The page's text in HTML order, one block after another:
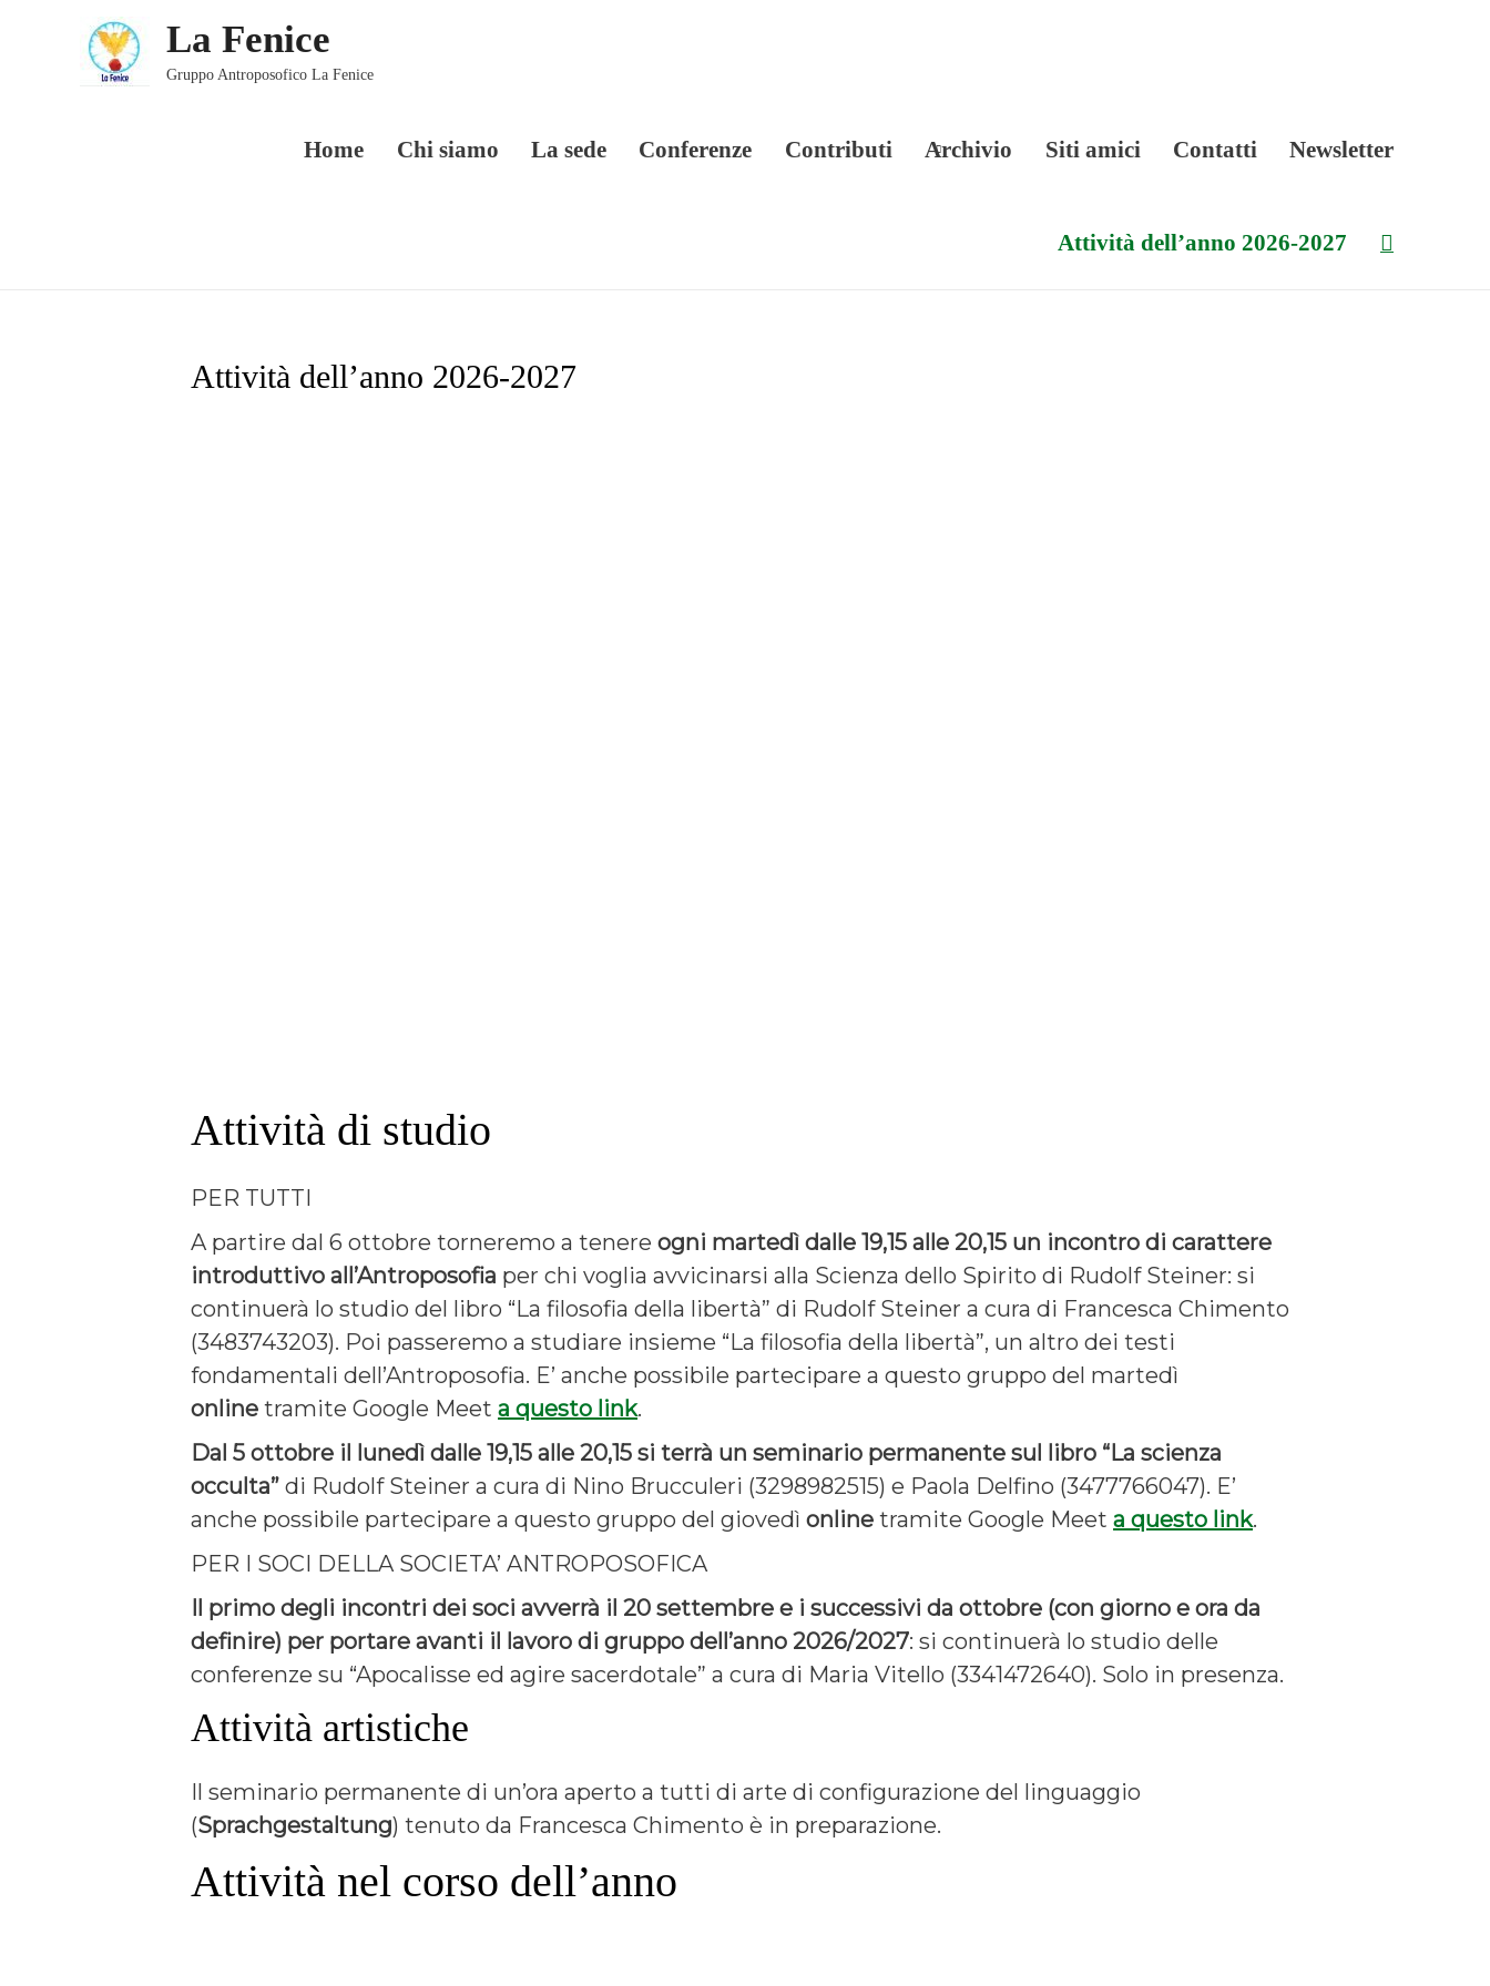
contenuto
La Fenice
Gruppo Antroposofico La Fenice
Home Chi siamo La sede Conferenze Contributi Archivio Siti amici Contatti Newsletter
Attività dell’anno 2026-2027 Cerca
Attività dell’anno 2026-2027
Attività di studio
PER TUTTI
A partire dal 6 ottobre torneremo a tenereogni martedì dalle 19,15 alle 20,15 un incontro di carattere
introduttivo all’Antroposofia per chi voglia avvicinarsi alla Scienza dello Spirito di Rudolf Steiner: si
continuerà lo studio del libro “La filosofia della libertà” di Rudolf Steiner a cura di Francesca Chimento
(3483743203). Poi passeremo a studiare insieme “La filosofia della libertà”, un altro dei testi
fondamentali dell’Antroposofia. E’ anche possibile partecipare a questo gruppo del martedì
onlinetramite Google Meeta questo link.
Dal 5 ottobre il lunedìdalle 19,15 alle 20,15 si terrà un seminario permanente sul libro “La scienza
occulta” di Rudolf Steiner a cura di Nino Brucculeri (3298982515) e Paola Delfino (3477766047). E’
anche possibile partecipare a questo gruppo del giovedìonlinetramite Google Meeta questo link.
PER I SOCI DELLA SOCIETA’ ANTROPOSOFICA
Il primo degli incontri dei soci avverrà il 20 settembre e i successivi da ottobre (con giorno e ora da
definire) per portare avanti il lavoro di gruppo dell’anno 2026/2027: si continuerà lo studio delle
conferenze su “Apocalisse ed agire sacerdotale” a cura di Maria Vitello (3341472640). Solo in presenza.
Attività artistiche
Il seminario permanente di un’ora aperto a tutti di arte di configurazione del linguaggio
(Sprachgestaltung) tenuto da Francesca Chimento è in preparazione.
Attività nel corso dell’anno